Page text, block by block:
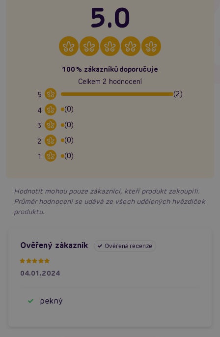
5.0
100% zákazníků doporučuje
Celkem 2 hodnocení
5
(2)
4
(0)
3
(0)
2
(0)
1
(0)
Hodnotit mohou pouze zákazníci, kteří produkt zakoupili.
Průměr hodnocení se udává ze všech udělených hvězdiček
produktu.
Ověřený zákazník Ověřená recenze
04.01.2024
pekný